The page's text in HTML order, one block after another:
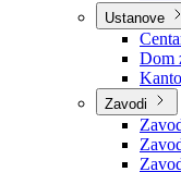
Ustanove
Dom
Zavodi